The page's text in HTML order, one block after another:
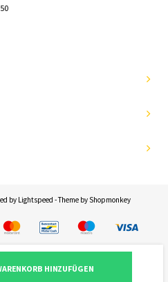
HINZUFÜGEN
by Lightspeed - Theme by Shopmonkey